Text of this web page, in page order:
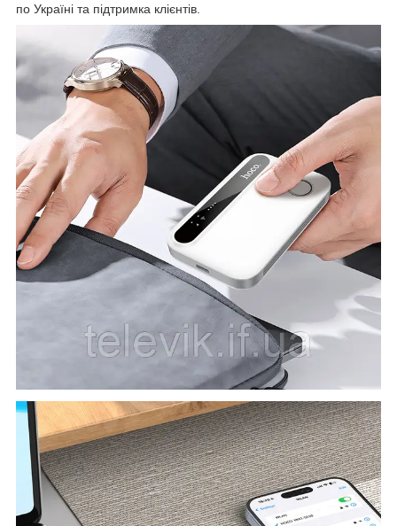
по Україні та підтримка клієнтів.